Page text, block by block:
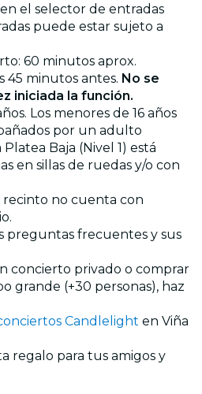
el selector de entradas
puede estar sujeto a
60 minutos aprox.
45 minutos antes. No se
iniciada la función.
Los menores de 16 años
por un adulto
Platea Baja (Nivel 1) está
en sillas de ruedas y/o con
recinto no cuenta con
preguntas frecuentes y sus
concierto privado o comprar
grande (+30 personas), haz
Candlelight en Viña
regalo para tus amigos y